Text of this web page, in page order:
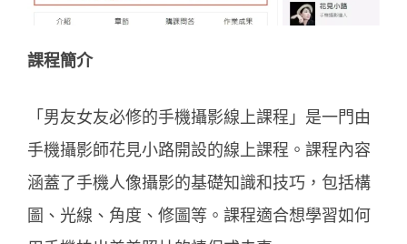
課程簡介
「男友女友必修的手機攝影線上課程」是一門由
手機攝影師花見小路開設的線上課程。課程內容
涵蓋了手機人像攝影的基礎知識和技巧，包括構
圖、光線、角度、修圖等。課程適合想學習如何